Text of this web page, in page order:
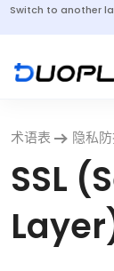
Switch to another
术语表 隐私
SSL